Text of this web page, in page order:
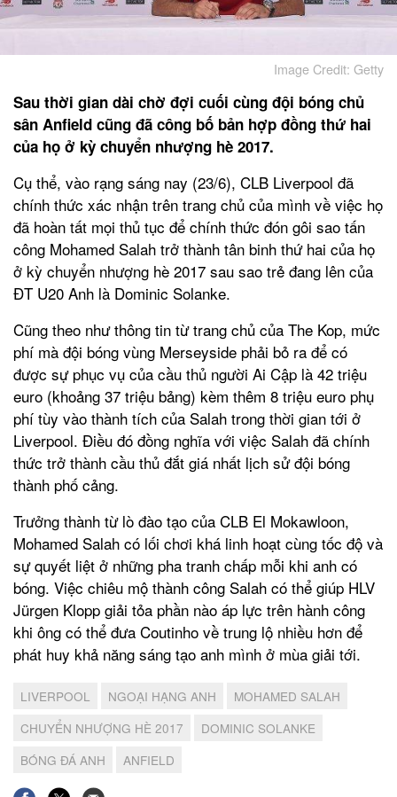
Image Credit: Getty
Sau thời gian dài chờ đợi cuối cùng đội bóng chủ
sân Anfield cũng đã công bố bản hợp đồng thứ hai
của họ ở kỳ chuyển nhượng hè 2017.
Cụ thể, vào rạng sáng nay (23/6), CLB Liverpool đã
chính thức xác nhận trên trang chủ của mình về việc họ
đã hoàn tất mọi thủ tục để chính thức đón gôi sao tấn
công Mohamed Salah trở thành tân binh thứ hai của họ
ở kỳ chuyển nhượng hè 2017 sau sao trẻ đang lên của
ĐT U20 Anh là Dominic Solanke.
Cũng theo như thông tin từ trang chủ của The Kop, mức
phí mà đội bóng vùng Merseyside phải bỏ ra để có
được sự phục vụ của cầu thủ người Ai Cập là 42 triệu
euro (khoảng 37 triệu bảng) kèm thêm 8 triệu euro phụ
phí tùy vào thành tích của Salah trong thời gian tới ở
Liverpool. Điều đó đồng nghĩa với việc Salah đã chính
thức trở thành cầu thủ đắt giá nhất lịch sử đội bóng
thành phố cảng.
Trưởng thành từ lò đào tạo của CLB El Mokawloon,
Mohamed Salah có lối chơi khá linh hoạt cùng tốc độ và
sự quyết liệt ở những pha tranh chấp mỗi khi anh có
bóng. Việc chiêu mộ thành công Salah có thể giúp HLV
Jürgen Klopp giải tỏa phần nào áp lực trên hành công
khi ông có thể đưa Coutinho về trung lộ nhiều hơn để
phát huy khả năng sáng tạo anh mình ở mùa giải tới.
LIVERPOOL NGOẠI HẠNG ANH
MOHAMED SALAH
CHUYỂN NHƯỢNG HÈ 2017
DOMINIC SOLANKE
BÓNG ĐÁ ANH
ANFIELD